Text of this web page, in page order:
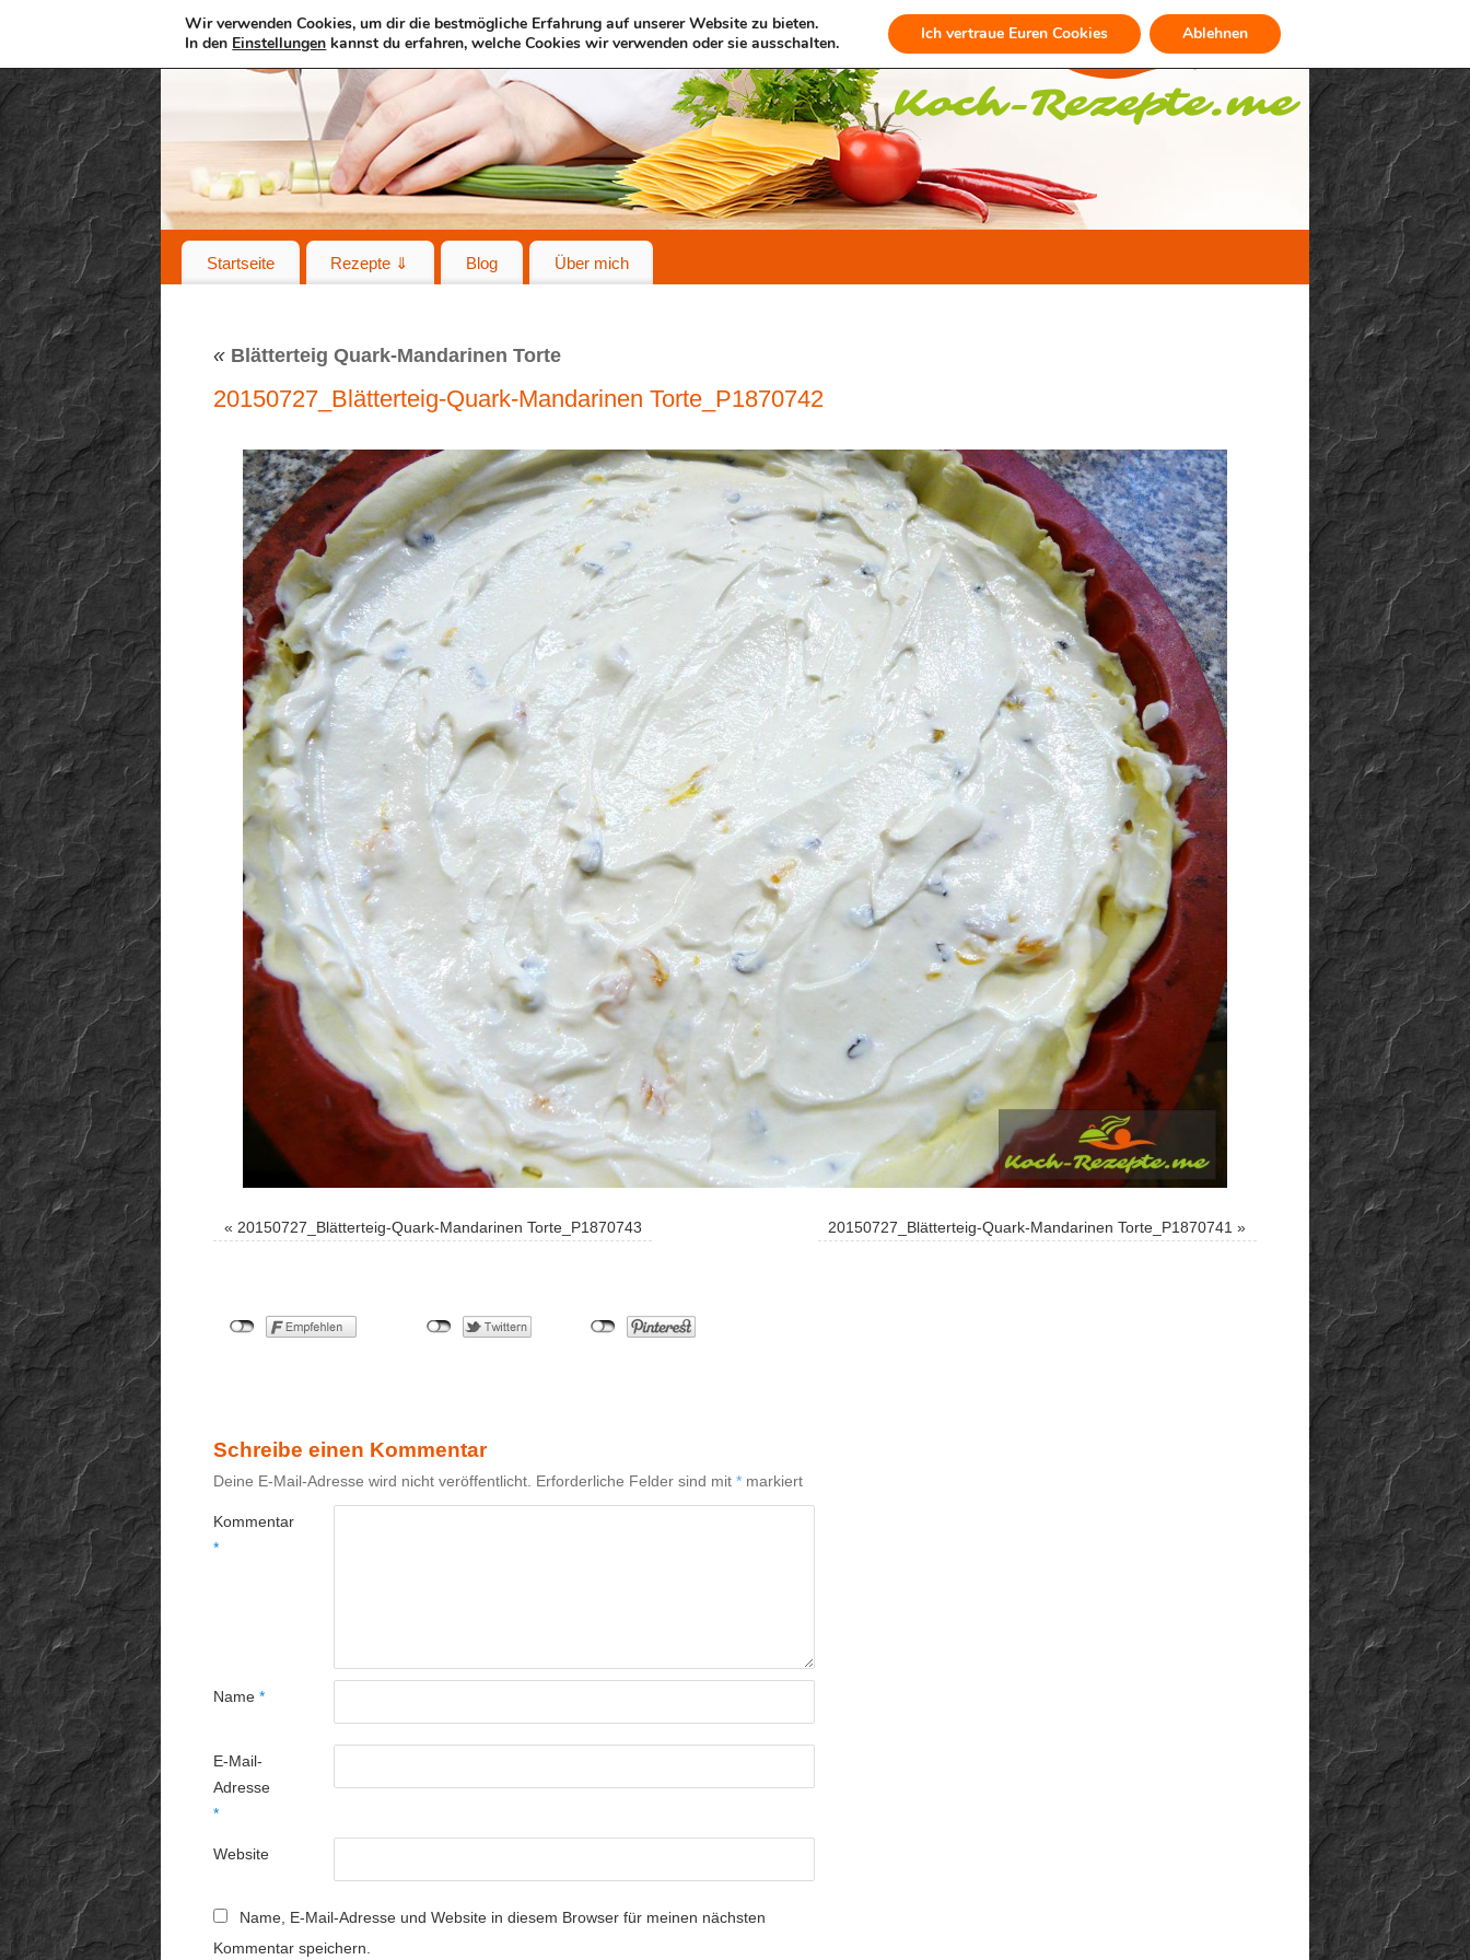
Startseite Rezepte ⇓ Blog Über mich
« Blätterteig Quark-Mandarinen Torte
20150727_Blätterteig-Quark-Mandarinen Torte_P1870742
« 20150727_Blätterteig-Quark-Mandarinen Torte_P1870743 20150727_Blätterteig-Quark-Mandarinen Torte_P1870741 »
Schreibe einen Kommentar
Deine E-Mail-Adresse wird nicht veröffentlicht. Erforderliche Felder sind mit * markiert
Kommentar
*
Name *
E-Mail-
Adresse
*
Website
Name, E-Mail-Adresse und Website in diesem Browser für meinen nächsten
Kommentar speichern.
Wir verwenden Cookies, um dir die bestmögliche Erfahrung auf unserer Website zu bieten.
In den Einstellungen kannst du erfahren, welche Cookies wir verwenden oder sie ausschalten. Ich vertraue Euren Cookies Ablehnen